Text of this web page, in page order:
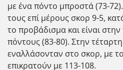
με ένα πόντο μπροστά (73-
τους επί μέρους σκορ 9-5,
το προβάδισμα και είναι
πόντους (83-80). Στην
εναλλάσονταν στο σκορ, με
επικρατούν με 113-108.